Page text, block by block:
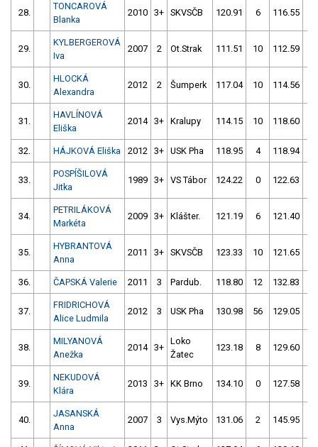
28.
TONCAROVÁ
Blanka
2010 3+ SKVSČB 120.91 6 116.55
29.
KYLBERGEROVÁ
Iva
2007 2 Ot.Strak 111.51 10 112.59
30.
HLOCKÁ
Alexandra
2012 2 Šumperk 117.04 10 114.56
31.
HAVLÍNOVÁ
Eliška
2014 3+ Kralupy 114.15 10 118.60
32. HÁJKOVÁ Eliška 2012 3+ USK Pha 118.95 4 118.94
33.
POSPÍŠILOVÁ
Jitka
1989 3+ VS Tábor 124.22 0 122.63
34.
PETRILÁKOVÁ
Markéta
2009 3+ Klášter. 121.19 6 121.40
35.
HYBRANTOVÁ
Anna
2011 3+ SKVSČB 123.33 10 121.65
36. ČAPSKÁ Valerie 2011 3 Pardub. 118.80 12 132.83
37.
FRIDRICHOVÁ
Alice Ludmila
2012 3 USK Pha 130.98 56 129.05
38.
MILYANOVÁ
Anežka
2014 3+
Loko
Žatec
123.18 8 129.60
39.
NEKUDOVÁ
Klára
2013 3+ KK Brno 134.10 0 127.58
40.
JASANSKÁ
Anna
2007 3 Vys.Mýto 131.06 2 145.95